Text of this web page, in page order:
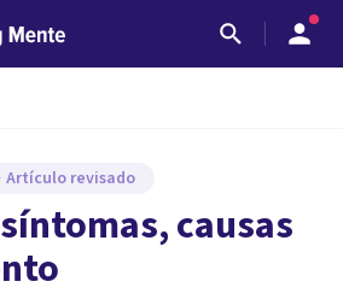
Artículo revisado
causas